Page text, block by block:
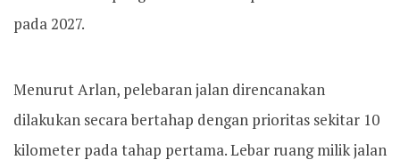
pada 2027.
Menurut Arlan, pelebaran jalan direncanakan
dilakukan secara bertahap dengan prioritas sekitar 10
kilometer pada tahap pertama. Lebar ruang milik jalan